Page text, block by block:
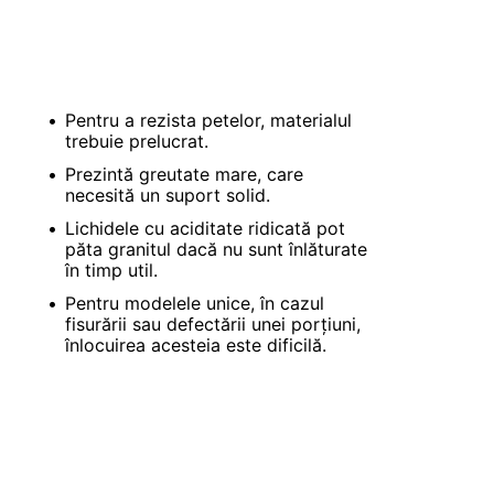
Pentru a rezista petelor, materialul
trebuie prelucrat.
Prezintă greutate mare, care
necesită un suport solid.
Lichidele cu aciditate ridicată pot
păta granitul dacă nu sunt înlăturate
în timp util.
Pentru modelele unice, în cazul
fisurării sau defectării unei porțiuni,
înlocuirea acesteia este dificilă.